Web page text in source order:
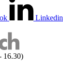
Linkedin
16.30)